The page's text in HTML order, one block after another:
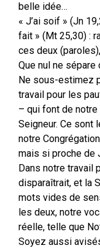
belle idée…
« J’ai soif » (Jn
fait » (Mt 25,30) :
ces deux
Que nul ne sépare
Ne sous-estimez
travail pour les
– qui font de
Seigneur. Ce sont
notre
mais si proche de
Dans notre travail
disparaîtrait, et la
mots vides de
les deux, notre
réelle, telle que
Soyez aussi